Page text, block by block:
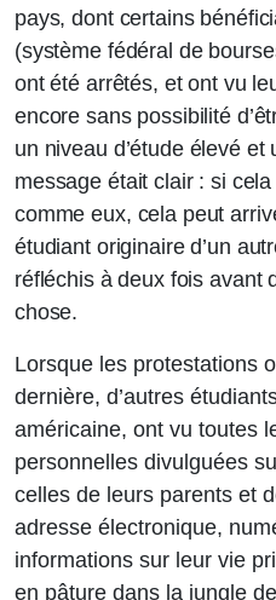
pays, dont certains
(système fédéral de
ont été arrêtés, et ont vu
encore sans possibilité
un niveau d’étude élevé et
message était clair : si
comme eux, cela peut
étudiant originaire d’un
réfléchis à deux fois avant
chose.
Lorsque les protestations
dernière, d’autres
américaine, ont vu toutes
personnelles divulguées
celles de leurs parents et
adresse électronique,
informations sur leur vie
en pâture dans la jungle